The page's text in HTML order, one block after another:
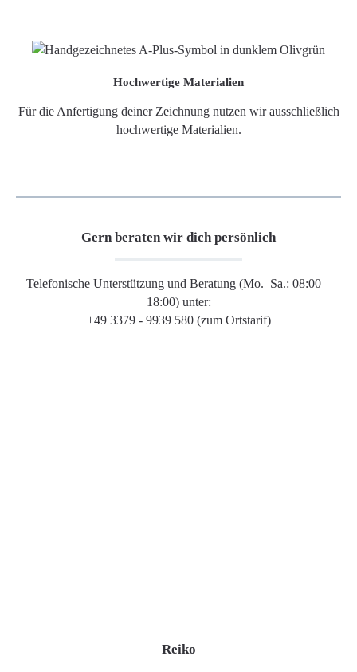
Hochwertige Materialien
Für die Anfertigung deiner Zeichnung nutzen wir ausschließlich
hochwertige Materialien.
Gern beraten wir dich persönlich
Telefonische Unterstützung und Beratung (Mo.–Sa.: 08:00 –
18:00) unter:
+49 3379 - 9939 580 (zum Ortstarif)
Reiko